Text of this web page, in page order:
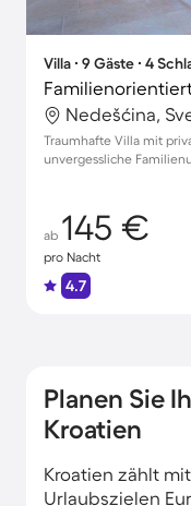
Villa ∙ 9 Gäste ∙ 4
Nedešćina,
Traumhafte Villa mit
unvergessliche
ab 145 €
pro Nacht
4.7
Planen Sie
Kroatien
Kroatien zählt
Urlaubszielen